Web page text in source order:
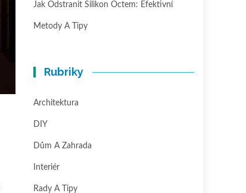
Jak Odstranit Silikon Octem: Efektivní
Metody A Tipy
Rubriky
Architektura
DIY
Dům A Zahrada
Interiér
Rady A Tipy